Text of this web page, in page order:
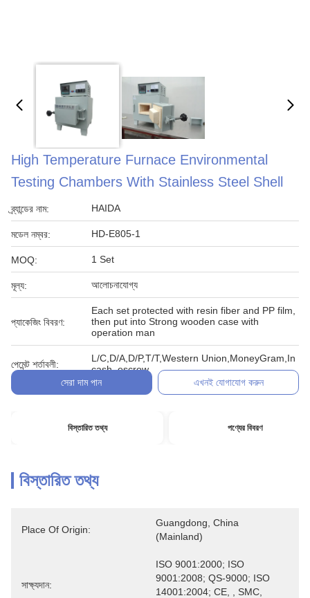
High Temperature Furnace Environmental
Testing Chambers With Stainless Steel Shell
ব্র্যান্ডের নাম: HAIDA
মডেল নম্বর: HD-E805-1
MOQ: 1 Set
মূল্য: আলোচনাযোগ্য
প্যাকেজিং বিবরণ:
Each set protected with resin fiber and PP film,
then put into Strong wooden case with
operation man
পেমেন্ট শর্তাবলী:
L/C,D/A,D/P,T/T,Western Union,MoneyGram,In
cash, escrow
সেরা দাম পান
এখনই যোগাযোগ করুন
বিস্তারিত তথ্য পণ্যের বিবরণ
বিস্তারিত তথ্য
Place Of Origin:
Guangdong, China
(Mainland)
সাক্ষ্যদান:
ISO 9001:2000; ISO
9001:2008; QS-9000; ISO
14001:2004; CE, , SMC,